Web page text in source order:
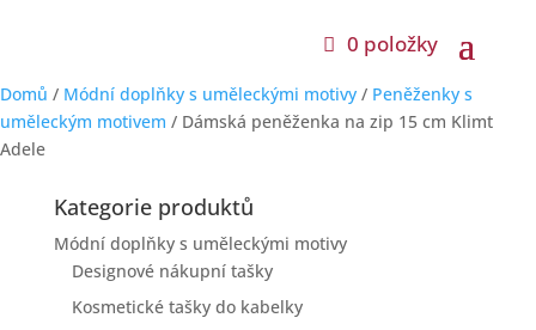
0 položky
Domů / Módní doplňky s uměleckými motivy / Peněženky s
uměleckým motivem / Dámská peněženka na zip 15 cm Klimt
Adele
Kategorie produktů
Módní doplňky s uměleckými motivy
Designové nákupní tašky
Kosmetické tašky do kabelky